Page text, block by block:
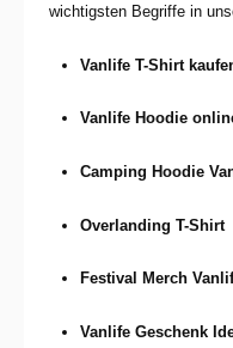
wichtigsten Begriffe in
Vanlife T-Shirt
Vanlife Hoodie
Camping Hoodie
Overlanding T-Shirt
Festival Merch
Vanlife Geschenk